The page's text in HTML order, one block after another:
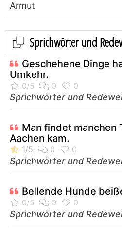
Armut
Sprichwörter und
Geschehene Dinge
Umkehr.
Sprichwörter und
Man findet manchen
Aachen kam.
Sprichwörter und
Bellende Hunde
Sprichwörter und